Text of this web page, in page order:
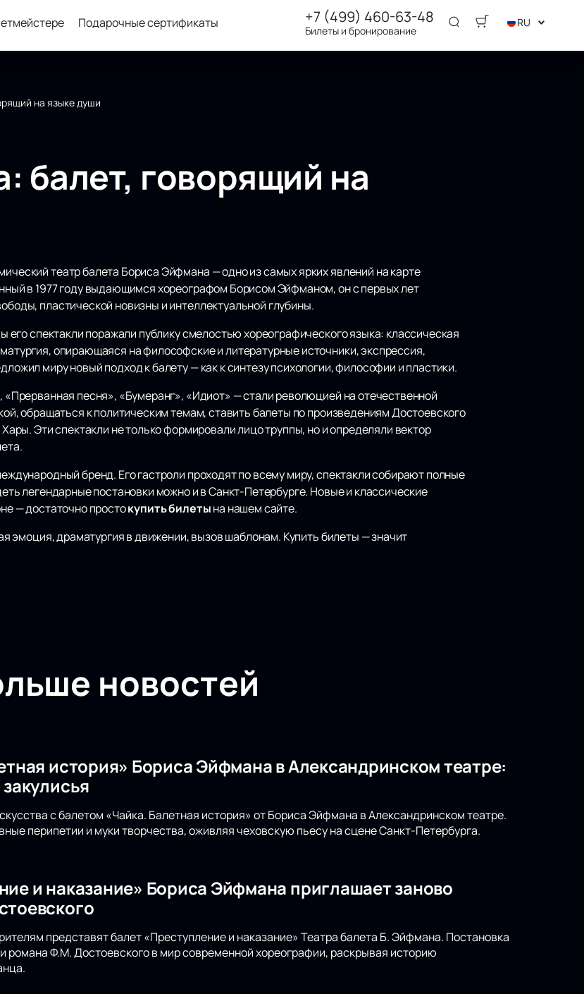
Подарочные сертификаты +7 (499) 460-63-48
Билеты и бронирование
RU
на языке души
балет, говорящий на
театр балета Бориса Эйфмана — одно из самых ярких явлений на карте
в 1977 году выдающимся хореографом Борисом Эйфманом, он с первых лет
пластической новизны и интеллектуальной глубины.
спектакли поражали публику смелостью хореографического языка: классическая
опирающаяся на философские и литературные источники, экспрессия,
миру новый подход к балету — как к синтезу психологии, философии и пластики.
песня», «Бумеранг», «Идиот» — стали революцией на отечественной
обращаться к политическим темам, ставить балеты по произведениям Достоевского
Эти спектакли не только формировали лицо труппы, но и определяли вектор
бренд. Его гастроли проходят по всему миру, спектакли собирают полные
легендарные постановки можно и в Санкт-Петербурге. Новые и классические
— достаточно простокупить билетына нашем сайте.
эмоция, драматургия в движении, вызов шаблонам. Купить билеты — значит
новостей
история» Бориса Эйфмана в Александринском театре:
с балетом «Чайка. Балетная история» от Бориса Эйфмана в Александринском театре.
перипетии и муки творчества, оживляя чеховскую пьесу на сцене Санкт-Петербурга.
и наказание» Бориса Эйфмана приглашает заново
представят балет «Преступление и наказание» Театра балета Б. Эйфмана. Постановка
романа Ф.М. Достоевского в мир современной хореографии, раскрывая историю